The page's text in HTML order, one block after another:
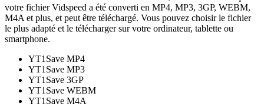
votre fichier Vidspeed a été converti en MP4, MP3, 3GP, WEBM,
M4A et plus, et peut être téléchargé. Vous pouvez choisir le fichier
le plus adapté et le télécharger sur votre ordinateur, tablette ou
smartphone.
YT1Save MP4
YT1Save MP3
YT1Save 3GP
YT1Save WEBM
YT1Save M4A